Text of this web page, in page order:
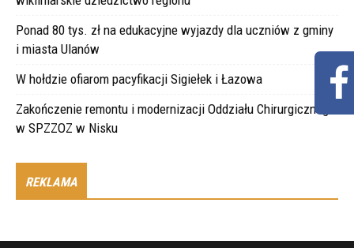
Ponad 80 tys. zł na edukacyjne wyjazdy dla uczniów z gminy
i miasta Ulanów
W hołdzie ofiarom pacyfikacji Sigiełek i Łazowa
Zakończenie remontu i modernizacji Oddziału Chirurgicznego
w SPZZOZ w Nisku
REKLAMA